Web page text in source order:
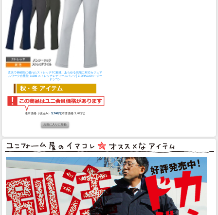
丈夫で伸縮性に優れたストレッチTC素材。あらゆる現場に対応カジュア
ルワーク自重堂 71906 ストレッチレディースパンツ│Z-DRAGON・ジー
ドラゴン
通常価格（税込み）3,740円(本体価格:3,400円)